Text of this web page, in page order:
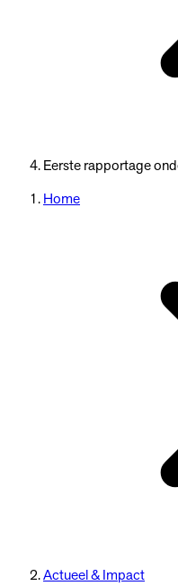
Eerste rapportage
Home
Actueel & Impact